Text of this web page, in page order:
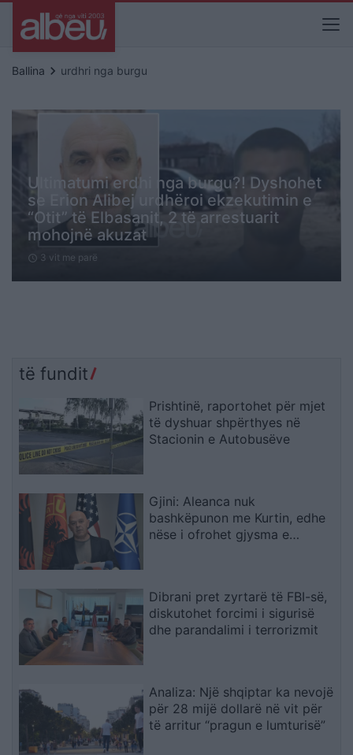
Ballina keyboard_arrow_right urdhri nga burgu
Ultimatumi erdhi nga burgu?! Dyshohet
se Erion Alibej urdhëroi ekzekutimin e
“Otit” të Elbasanit, 2 të arrestuarit
mohojnë akuzat
schedule 3 vit me parë
të fundit
Prishtinë, raportohet për mjet
të dyshuar shpërthyes në
Stacionin e Autobusëve
Gjini: Aleanca nuk
bashkëpunon me Kurtin, edhe
nëse i ofrohet gjysma e
Dibrani pret zyrtarë të FBI-së,
diskutohet forcimi i sigurisë
dhe parandalimi i terrorizmit
Analiza: Një shqiptar ka nevojë
për 28 mijë dollarë në vit për
të arritur “pragun e lumturisë”